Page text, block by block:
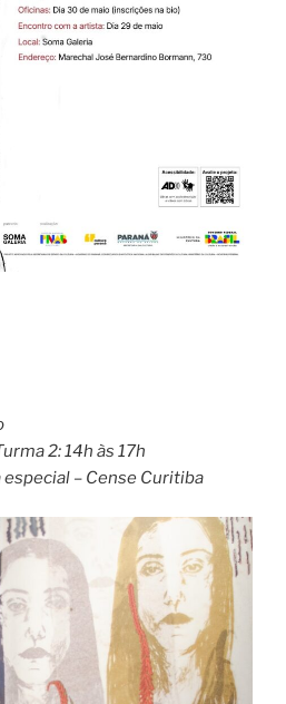
2: 14h às 17h
especial – Cense Curitiba